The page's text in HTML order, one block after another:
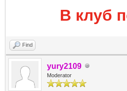
В клуб
Find
yury2109
Moderator